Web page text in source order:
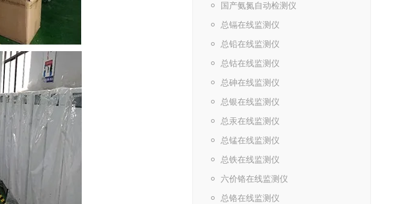
国产氨氮自动检测仪
总镉在线监测仪
总铅在线监测仪
总钴在线监测仪
总砷在线监测仪
总银在线监测仪
总汞在线监测仪
总锰在线监测仪
总铁在线监测仪
六价铬在线监测仪
总铬在线监测仪